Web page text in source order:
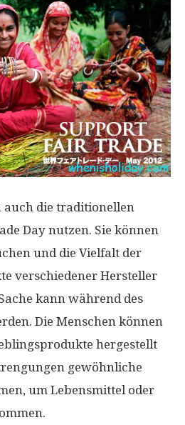
die traditionellen
Day nutzen. Sie können
und die Vielfalt der
verschiedener Hersteller
kann während des
Die Menschen können
hergestellt
gewöhnliche
um Lebensmittel oder